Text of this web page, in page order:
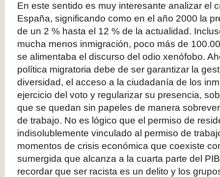
En este sentido es muy interesante analizar el
España, significando como en el año 2000 la
de un 2 % hasta el 12 % de la actualidad.
mucha menos inmigración, poco más de
se alimentaba el discurso del odio xenófobo.
política migratoria debe de ser garantizar la
diversidad, el acceso a la ciudadanía de los
ejercicio del voto y regularizar su presencia,
que se quedan sin papeles de manera
de trabajo. No es lógico que el permiso de
indisolublemente vinculado al permiso de
momentos de crisis económica que coexiste
sumergida que alcanza a la cuarta parte del
recordar que ser racista es un delito y los